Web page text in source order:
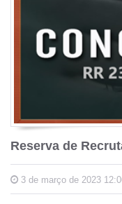
Reserva de
3 de março de 2023